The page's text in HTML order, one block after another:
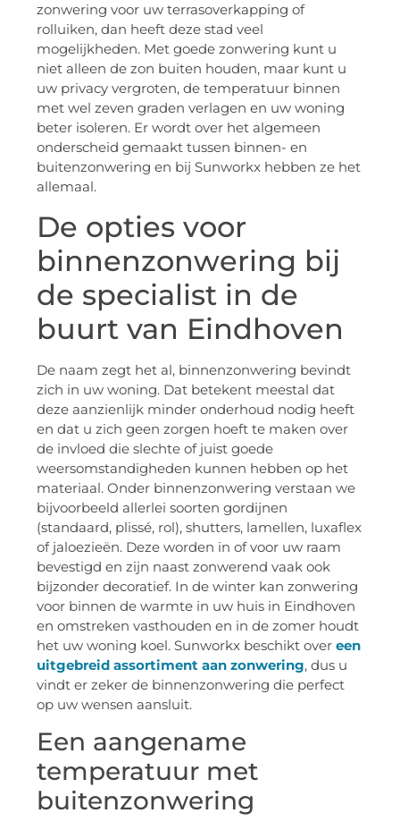
zonwering voor uw terrasoverkapping of
rolluiken, dan heeft deze stad veel
mogelijkheden. Met goede zonwering kunt u
niet alleen de zon buiten houden, maar kunt u
uw privacy vergroten, de temperatuur binnen
met wel zeven graden verlagen en uw woning
beter isoleren. Er wordt over het algemeen
onderscheid gemaakt tussen binnen- en
buitenzonwering en bij Sunworkx hebben ze het
allemaal.
De opties voor
binnenzonwering bij
de specialist in de
buurt van Eindhoven
De naam zegt het al, binnenzonwering bevindt
zich in uw woning. Dat betekent meestal dat
deze aanzienlijk minder onderhoud nodig heeft
en dat u zich geen zorgen hoeft te maken over
de invloed die slechte of juist goede
weersomstandigheden kunnen hebben op het
materiaal. Onder binnenzonwering verstaan we
bijvoorbeeld allerlei soorten gordijnen
(standaard, plissé, rol), shutters, lamellen, luxaflex
of jaloezieën. Deze worden in of voor uw raam
bevestigd en zijn naast zonwerend vaak ook
bijzonder decoratief. In de winter kan zonwering
voor binnen de warmte in uw huis in Eindhoven
en omstreken vasthouden en in de zomer houdt
het uw woning koel. Sunworkx beschikt over een
uitgebreid assortiment aan zonwering, dus u
vindt er zeker de binnenzonwering die perfect
op uw wensen aansluit.
Een aangename
temperatuur met
buitenzonwering